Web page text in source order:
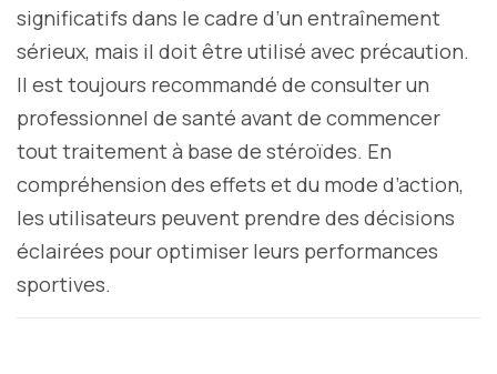
significatifs dans le cadre d’un entraînement
sérieux, mais il doit être utilisé avec précaution.
Il est toujours recommandé de consulter un
professionnel de santé avant de commencer
tout traitement à base de stéroïdes. En
compréhension des effets et du mode d’action,
les utilisateurs peuvent prendre des décisions
éclairées pour optimiser leurs performances
sportives.